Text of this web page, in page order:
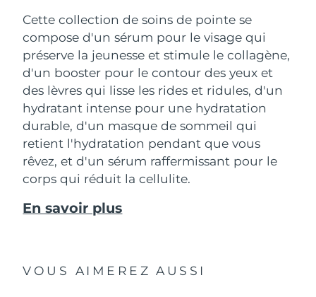
Cette collection de soins de pointe se
compose d'un sérum pour le visage qui
préserve la jeunesse et stimule le collagène,
d'un booster pour le contour des yeux et
des lèvres qui lisse les rides et ridules, d'un
hydratant intense pour une hydratation
durable, d'un masque de sommeil qui
retient l'hydratation pendant que vous
rêvez, et d'un sérum raffermissant pour le
corps qui réduit la cellulite.
En savoir plus
VOUS AIMEREZ AUSSI